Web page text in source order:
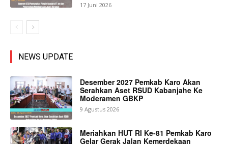
17 Juni 2026
NEWS UPDATE
Desember 2027 Pemkab Karo Akan
Serahkan Aset RSUD Kabanjahe Ke
Moderamen GBKP
9 Agustus 2026
Meriahkan HUT RI Ke-81 Pemkab Karo
Gelar Gerak Jalan Kemerdekaan